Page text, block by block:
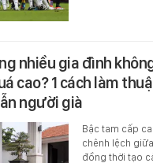
nhiều gia đình
cao? 1 cách làm
người già
Bậc tam cấp
chênh lệch
đồng thời tạo